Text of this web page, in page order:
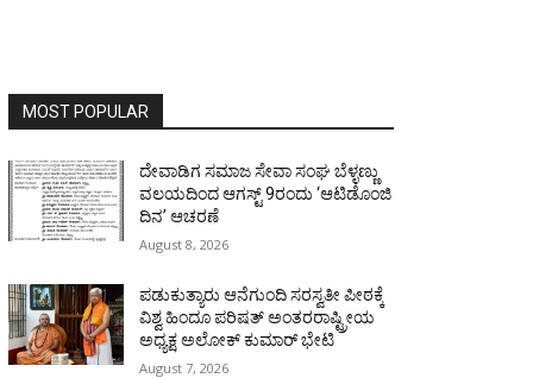
MOST POPULAR
ದೇವಾಡಿಗ ಸಮಾಜ ಸೇವಾ ಸಂಘ ಬೆಳ್ಳಣ್ಣು
ವಲಯದಿಂದ ಆಗಸ್ಟ್ 9ರಂದು ‘ಆಟಿಡೊಂಜಿ
ದಿನ’ ಆಚರಣೆ
August 8, 2026
ಪಡುಕುತ್ಯಾರು ಆನೆಗುಂದಿ ಸರಸ್ವತೀ ಪೀಠಕ್ಕೆ
ವಿಶ್ವ ಹಿಂದೂ ಪರಿಷತ್ ಅಂತರರಾಷ್ಟ್ರೀಯ
ಅಧ್ಯಕ್ಷ ಅಲೋಕ್ ಕುಮಾರ್ ಭೇಟಿ
August 7, 2026